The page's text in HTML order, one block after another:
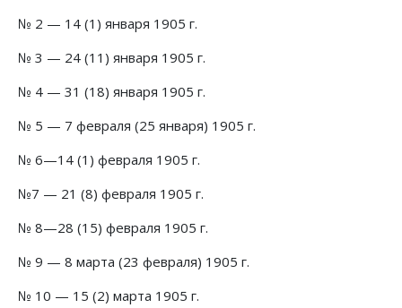
№ 2 — 14 (1) января 1905 г.
№ 3 — 24 (11) января 1905 г.
№ 4 — 31 (18) января 1905 г.
№ 5 — 7 февраля (25 января) 1905 г.
№ 6—14 (1) февраля 1905 г.
№7 — 21 (8) февраля 1905 г.
№ 8—28 (15) февраля 1905 г.
№ 9 — 8 марта (23 февраля) 1905 г.
№ 10 — 15 (2) марта 1905 г.